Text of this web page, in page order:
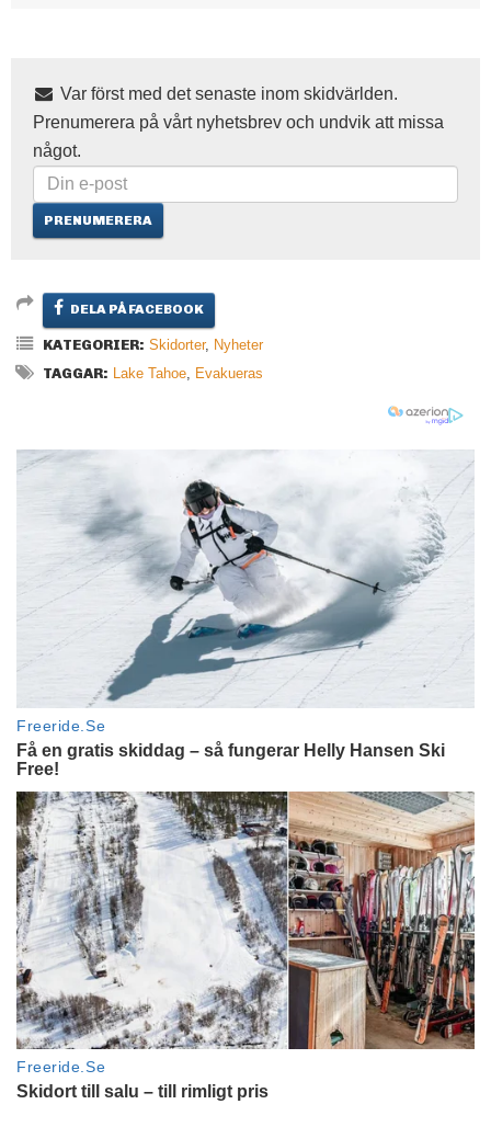
Var först med det senaste inom skidvärlden.
Prenumerera på vårt nyhetsbrev och undvik att missa
något.
DELA PÅ FACEBOOK
KATEGORIER: Skidorter, Nyheter
TAGGAR: Lake Tahoe, Evakueras